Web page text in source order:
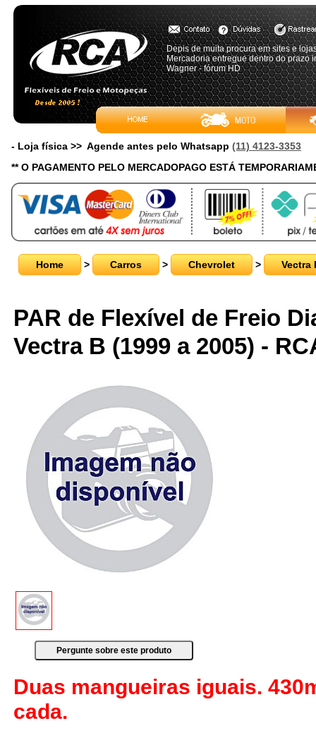
Depis de muita procura em sites e
Mercadoria entregue dentro do prazo
Wagner - fórum HD
- Loja física >> Agende antes pelo Whatsapp (11) 4123-3353
** O PAGAMENTO PELO MERCADOPAGO ESTÁ
Home > Carros > Chevrolet > Vectra
PAR de Flexível de Freio
Vectra B (1999 a 2005) -
Duas mangueiras iguais.
cada.